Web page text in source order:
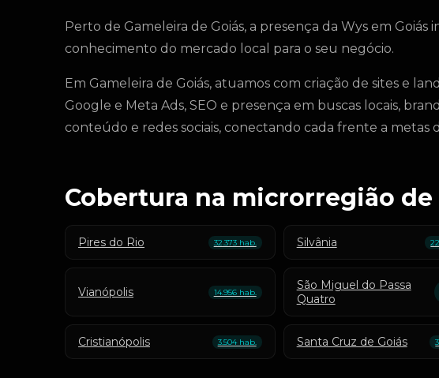
Perto de Gameleira de Goiás, a presença da Wys em Goiás
conhecimento do mercado local para o seu negócio.
Em Gameleira de Goiás, atuamos com criação de sites e
Google e Meta Ads, SEO e presença em buscas locais,
conteúdo e redes sociais, conectando cada frente a metas
Cobertura na microrregião de
Pires do Rio 32.373 hab. Silvânia
Vianópolis 14.956 hab.
São Miguel do Passa
Quatro
Cristianópolis 3.504 hab. Santa Cruz de Goiás